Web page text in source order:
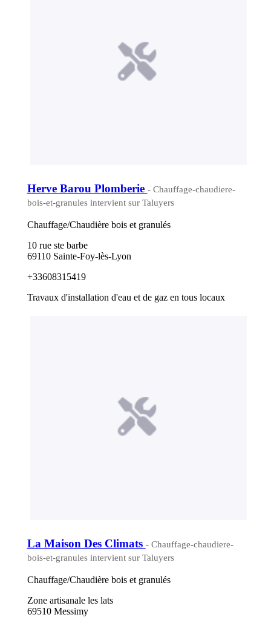
Herve Barou Plomberie - Chauffage-chaudiere-
bois-et-granules intervient sur Taluyers
Chauffage/Chaudière bois et granulés
10 rue ste barbe
69110 Sainte-Foy-lès-Lyon
+33608315419
Travaux d'installation d'eau et de gaz en tous locaux
La Maison Des Climats - Chauffage-chaudiere-
bois-et-granules intervient sur Taluyers
Chauffage/Chaudière bois et granulés
Zone artisanale les lats
69510 Messimy